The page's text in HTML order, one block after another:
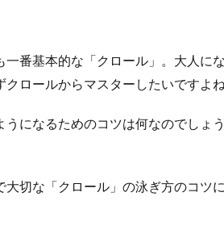
一番基本的な「クロール」。大人に
ロールからマスターしたいですよね
うになるためのコツは何なのでしょ
切な「クロール」の泳ぎ方のコツ